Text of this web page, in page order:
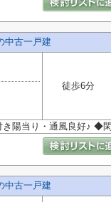
中古一戸建
徒歩6分
陽当り・通風良好♪ ◆
中古一戸建